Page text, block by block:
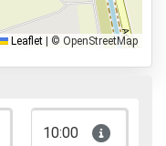
Leaflet © OpenStreetMap
10:00